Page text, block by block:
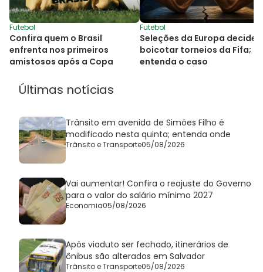
Futebol
Confira quem o Brasil
enfrenta nos primeiros
amistosos após a Copa
Futebol
Seleções da Europa
boicotar torneios da Fifa;
entenda o caso
Últimas notícias
Trânsito em avenida de Simões Filho é
modificado nesta quinta; entenda onde
Trânsito e Transporte05/08/2026
Vai aumentar! Confira o reajuste do Governo
para o valor do salário mínimo 2027
Economia05/08/2026
Após viaduto ser fechado, itinerários de
ônibus são alterados em Salvador
Trânsito e Transporte05/08/2026